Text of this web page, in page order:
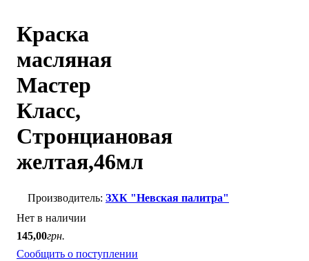
Краска
масляная
Мастер
Класс,
Стронциановая
желтая,46мл
ЗХК "Невская палитра"
Нет в наличии
145,00грн.
Сообщить о поступлении